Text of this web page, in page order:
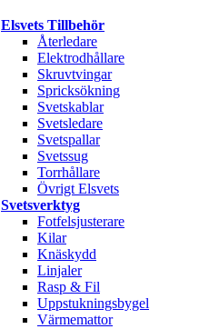
Elsvets Tillbehör
Återledare
Elektrodhållare
Skruvtvingar
Spricksökning
Svetskablar
Svetsledare
Svetspallar
Svetssug
Torrhållare
Övrigt Elsvets
Svetsverktyg
Fotfelsjusterare
Kilar
Knäskydd
Linjaler
Rasp & Fil
Uppstukningsbygel
Värmemattor